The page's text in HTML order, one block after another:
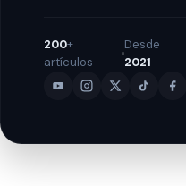
200+
artículos
Desde
2021